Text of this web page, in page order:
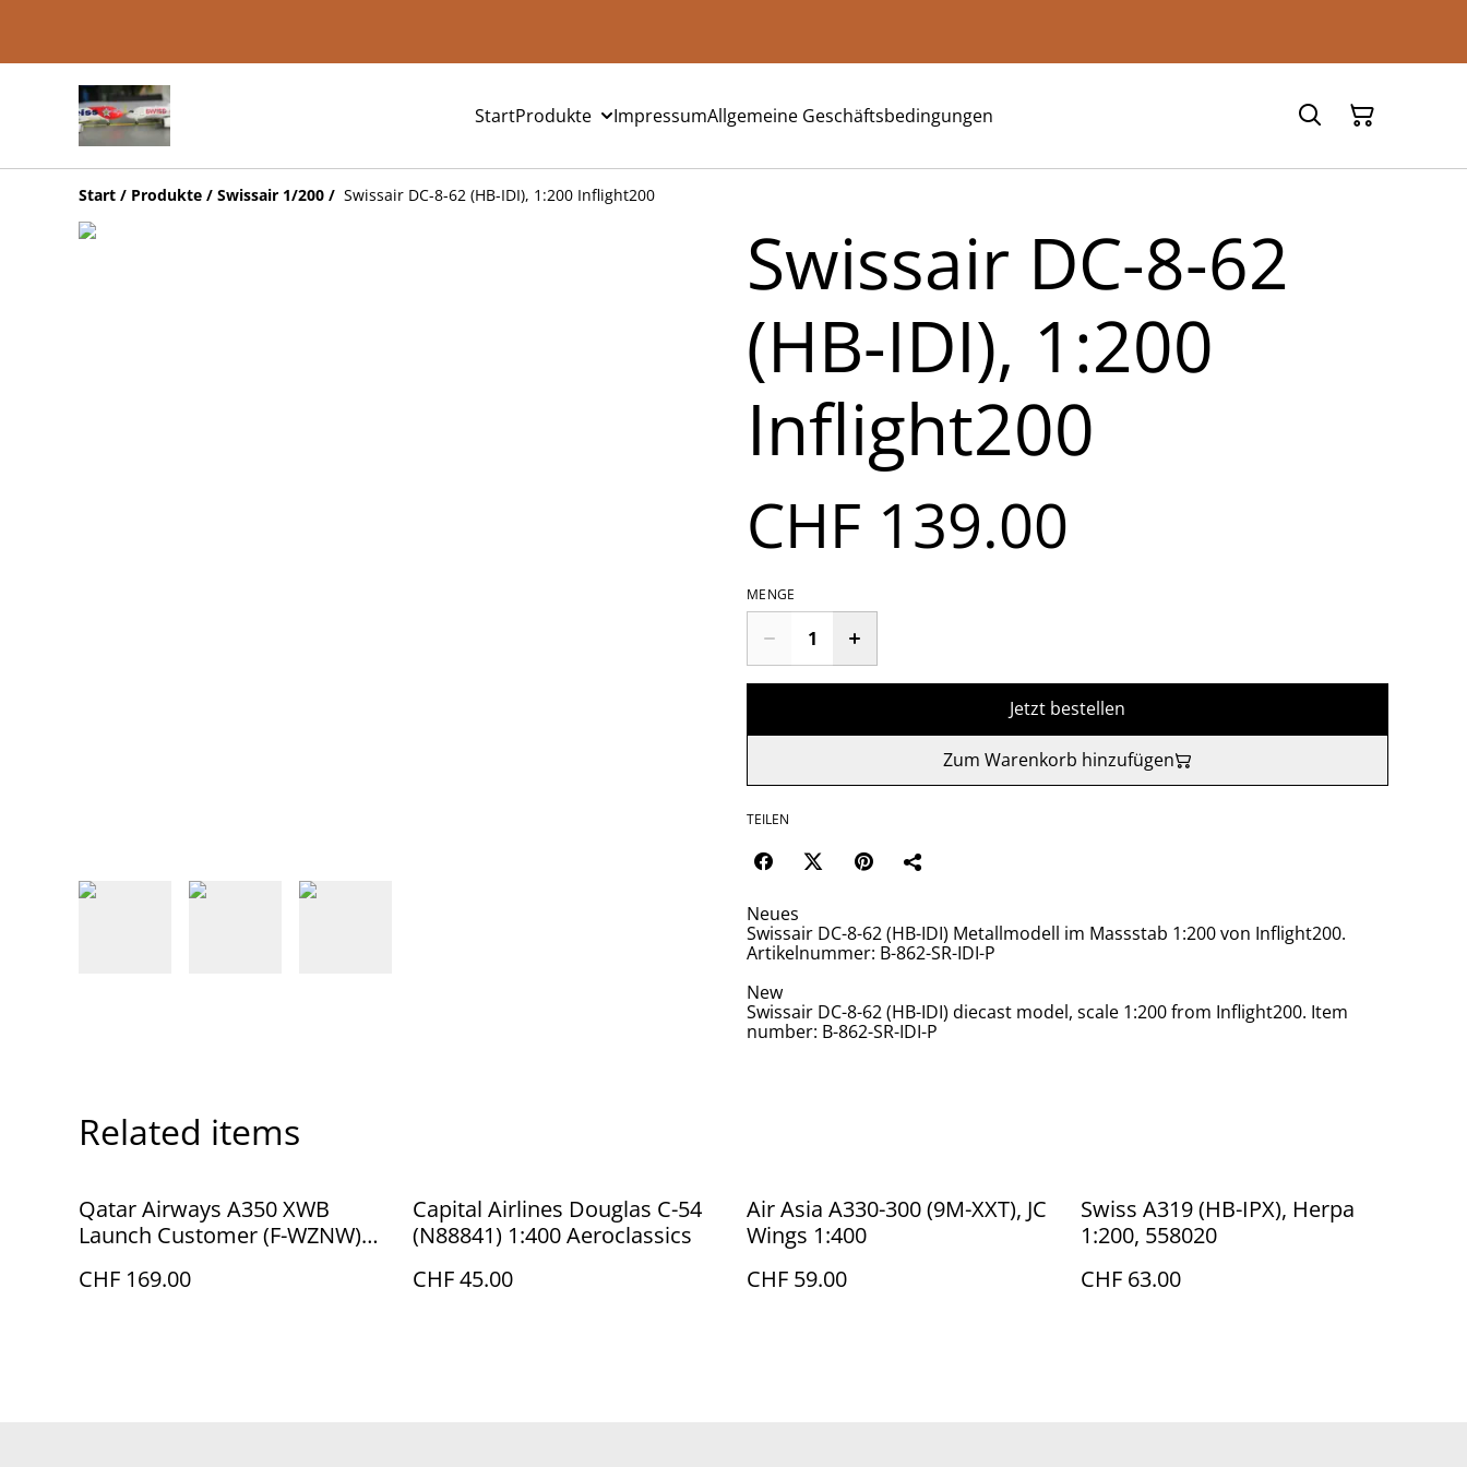
StartProdukte ImpressumAllgemeine Geschäftsbedingungen
Start / Produkte / Swissair 1/200 / Swissair DC-8-62 (HB-IDI), 1:200 Inflight200
Swissair DC-8-62
(HB-IDI), 1:200
Inflight200
CHF 139.00
MENGE
Jetzt bestellen
Zum Warenkorb hinzufügen
TEILEN
Neues
Swissair DC-8-62 (HB-IDI) Metallmodell im Massstab 1:200 von Inflight200.
Artikelnummer: B-862-SR-IDI-P
New
Swissair DC-8-62 (HB-IDI) diecast model, scale 1:200 from Inflight200. Item
number: B-862-SR-IDI-P
Related items
Qatar Airways A350 XWB
Launch Customer (F-WZNW)
CHF 169.00
Capital Airlines Douglas C-54
(N88841) 1:400 Aeroclassics
CHF 45.00
Air Asia A330-300 (9M-XXT), JC
Wings 1:400
CHF 59.00
Swiss A319 (HB-IPX), Herpa
1:200, 558020
CHF 63.00